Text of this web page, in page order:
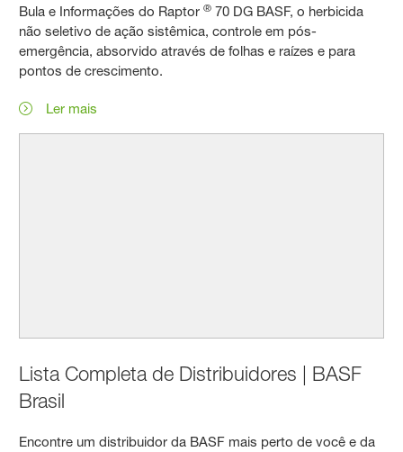
Bula e Informações do Raptor® 70 DG BASF, o herbicida
não seletivo de ação sistêmica, controle em pós-
emergência, absorvido através de folhas e raízes e para
pontos de crescimento.
Ler mais
Lista Completa de Distribuidores | BASF
Brasil
Encontre um distribuidor da BASF mais perto de você e da